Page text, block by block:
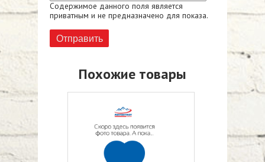
Содержимое данного поля является
приватным и не предназначено для показа.
Похожие товары